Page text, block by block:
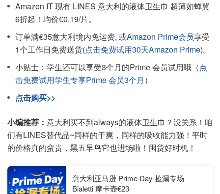
Amazon IT 现有 LINES 意大利的液体卫生巾 超薄如蝉翼
6折起！均价€0.19/片。
订单满€35意大利境内免运费, 或Amazon Prime会员享受
1个工作日免费送货(点击免费试用30天Amazon Prime)。
小贴士：学生还可以享受3个月的Prime 会员试用哦（点
击免费试用学生专享Prime 会员3个月 ）
点击购买>>
小编推荐： 意大利买不到always的液体卫生巾？没关系！咱
们有LINES替代品~同样的干爽，同样的吸收能力强！平时
的价格真的蛮贵，黑五早鸟它也进场啦！囤货好时机！
意大利亚马逊 Prime Day 捡漏专场
Bialetti 摩卡壶€23